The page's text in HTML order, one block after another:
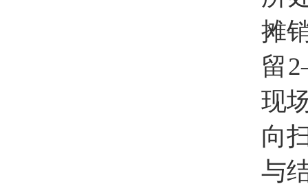
摊
留2
现
向
与